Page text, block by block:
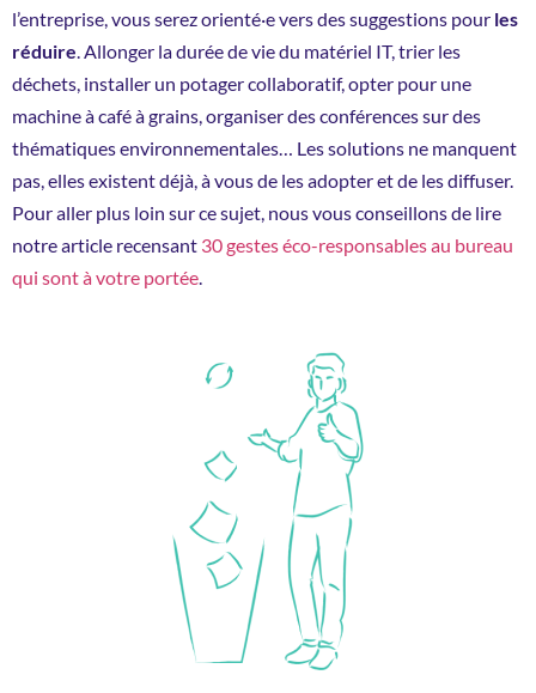
l’entreprise, vous serez orienté·e vers des suggestions pour les
réduire. Allonger la durée de vie du matériel IT, trier les
déchets, installer un potager collaboratif, opter pour une
machine à café à grains, organiser des conférences sur des
thématiques environnementales… Les solutions ne manquent
pas, elles existent déjà, à vous de les adopter et de les diffuser.
Pour aller plus loin sur ce sujet, nous vous conseillons de lire
notre article recensant 30 gestes éco-responsables au bureau
qui sont à votre portée.